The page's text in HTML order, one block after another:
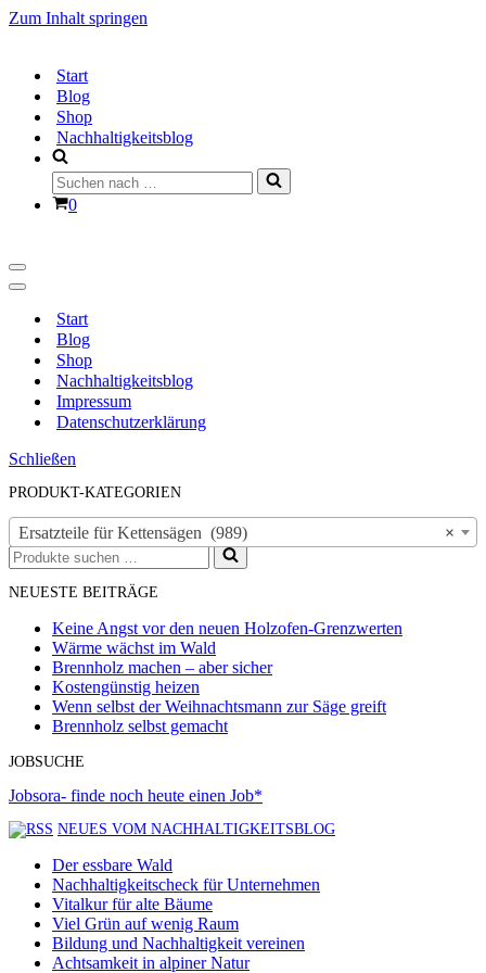
Zum Inhalt springen
Start
Blog
Shop
Nachhaltigkeitsblog
Suchen
nach …
Warenkorb
0
Navigationsmenü
Navigationsmenü
Start
Blog
Shop
Nachhaltigkeitsblog
Impressum
Datenschutzerklärung
Schließen
PRODUKT-KATEGORIEN
×
Ersatzteile für Kettensägen (989)
Suchen
nach …
NEUESTE BEITRÄGE
Keine Angst vor den neuen Holzofen-Grenzwerten
Wärme wächst im Wald
Brennholz machen – aber sicher
Kostengünstig heizen
Wenn selbst der Weihnachtsmann zur Säge greift
Brennholz selbst gemacht
JOBSUCHE
Jobsora- finde noch heute einen Job*
NEUES VOM NACHHALTIGKEITSBLOG
Der essbare Wald
Nachhaltigkeitscheck für Unternehmen
Vitalkur für alte Bäume
Viel Grün auf wenig Raum
Bildung und Nachhaltigkeit vereinen
Achtsamkeit in alpiner Natur